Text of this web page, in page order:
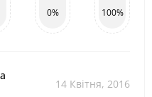
0% 100%
14 Квітня, 2016